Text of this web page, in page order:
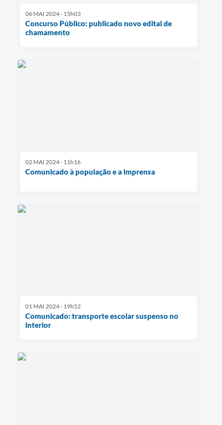
06 MAI 2024 - 15h03
Concurso Público: publicado novo edital de
chamamento
02 MAI 2024 - 11h16
Comunicado à população e a imprensa
01 MAI 2024 - 19h52
Comunicado: transporte escolar suspenso no
interior